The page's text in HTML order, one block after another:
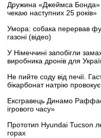
Дружина «Джеймса Бонда»
чекаю наступних 25 років»
Умора: собака перервав
газоні (відео)
У Німеччині запобігли
виробника дронів для
Не пийте соду від печії.
бікарбонат натрію
Ексгравець Динамо
ігрового часу»
Прототип Hyundai Tucson
горах